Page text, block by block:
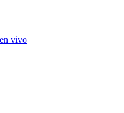
vivo